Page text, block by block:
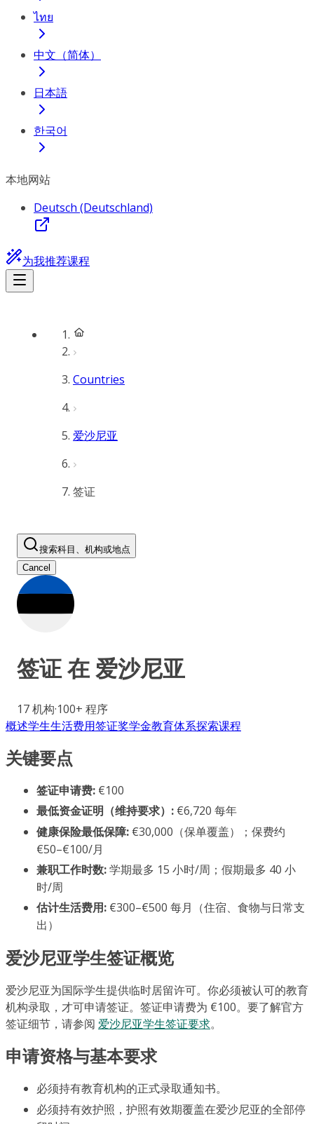
ไทย
中文（简体）
日本語
한국어
本地网站
Deutsch (Deutschland)
为我推荐课程
Countries
爱沙尼亚
签证
搜索科目、机构或地点
Cancel
签证 在爱沙尼亚
17机构·100+ 程序
概述学生生活费用签证奖学金教育体系探索课程
关键要点
签证申请费: €100
最低资金证明（维持要求）: €6,720 每年
健康保险最低保障: €30,000（保单覆盖）；保费约
€50–€100/月
兼职工作时数:学期最多 15 小时/周；假期最多 40 小
时/周
估计生活费用: €300–€500 每月（住宿、食物与日常支
出）
爱沙尼亚学生签证概览
爱沙尼亚为国际学生提供临时居留许可。你必须被认可的教育
机构录取，才可申请签证。签证申请费为 €100。要了解官方
签证细节，请参阅 爱沙尼亚学生签证要求。
申请资格与基本要求
必须持有教育机构的正式录取通知书。
必须持有效护照，护照有效期覆盖在爱沙尼亚的全部停